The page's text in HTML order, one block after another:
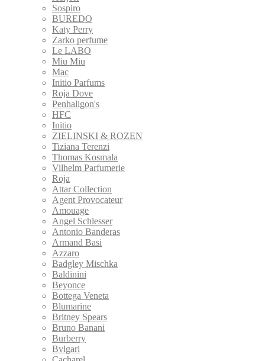
Sospiro
BUREDO
Katy Perry
Zarko perfume
Le LABO
Miu Miu
Mac
Initio Parfums
Roja Dove
Penhaligon's
HFC
Initio
ZIELINSKI & ROZEN
Tiziana Terenzi
Thomas Kosmala
Vilhelm Parfumerie
Roja
Attar Collection
Agent Provocateur
Amouage
Angel Schlesser
Antonio Banderas
Armand Basi
Azzaro
Badgley Mischka
Baldinini
Beyonce
Bottega Veneta
Blumarine
Britney Spears
Bruno Banani
Burberry
Bvlgari